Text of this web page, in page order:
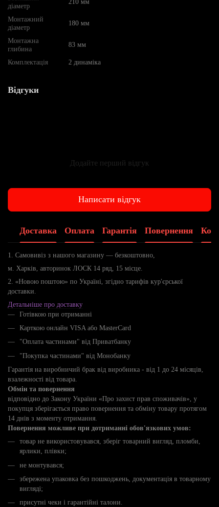
діаметр
210 мм
Монтажний
діаметр
180 мм
Монтажна
глибина
83 мм
Комплектація 2 динаміка
Відгуки
Додайте перший відгук
Написати відгук
Доставка Оплата Гарантія Повернення
1. Самовивіз з нашого магазину — безкоштовно,
м. Харків, авторинок ЛОСК 14 ряд, 15 місце.
2. «Новою поштою» по Україні, згідно тарифів кур'єрської
доставки.
Детальніше про доставку
Готівкою при отриманні
Карткою онлайн VISA або MasterCard
"Оплата частинами" від Приватбанку
"Покупка частинами" від Монобанку
Гарантія на виробничий брак від виробника - від 1 до 24 місяців,
взалежності від товара.
Обмін та повернення
відповідно до Закону України «Про захист прав споживачів», у
покупця зберігається право повернення та обміну товару протягом
14 днів з моменту отримання.
Повернення можливе при дотриманні обов'язкових умов:
товар не використовувався, зберіг товарний вигляд, пломби,
ярлики, плівки;
не монтувався;
збережена упаковка без пошкоджень, документація в товарному
вигляді;
присутні чеки і гарантійні талони.